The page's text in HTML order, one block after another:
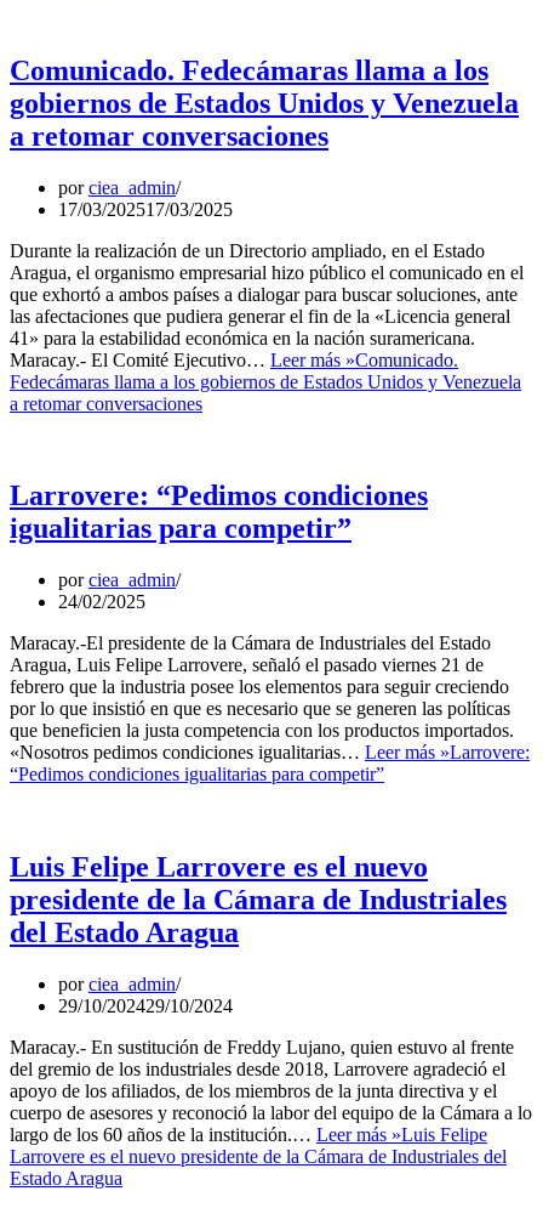
Comunicado. Fedecámaras llama a los
gobiernos de Estados Unidos y Venezuela
a retomar conversaciones
porciea_admin
17/03/202517/03/2025
Durante la realización de un Directorio ampliado, en el Estado
Aragua, el organismo empresarial hizo público el comunicado en el
que exhortó a ambos países a dialogar para buscar soluciones, ante
las afectaciones que pudiera generar el fin de la «Licencia general
41» para la estabilidad económica en la nación suramericana.
Maracay.- El Comité Ejecutivo… Leer más »Comunicado.
Fedecámaras llama a los gobiernos de Estados Unidos y Venezuela
a retomar conversaciones
Larrovere: “Pedimos condiciones
igualitarias para competir”
porciea_admin
24/02/2025
Maracay.-El presidente de la Cámara de Industriales del Estado
Aragua, Luis Felipe Larrovere, señaló el pasado viernes 21 de
febrero que la industria posee los elementos para seguir creciendo
por lo que insistió en que es necesario que se generen las políticas
que beneficien la justa competencia con los productos importados.
«Nosotros pedimos condiciones igualitarias… Leer más »Larrovere:
“Pedimos condiciones igualitarias para competir”
Luis Felipe Larrovere es el nuevo
presidente de la Cámara de Industriales
del Estado Aragua
porciea_admin
29/10/202429/10/2024
Maracay.- En sustitución de Freddy Lujano, quien estuvo al frente
del gremio de los industriales desde 2018, Larrovere agradeció el
apoyo de los afiliados, de los miembros de la junta directiva y el
cuerpo de asesores y reconoció la labor del equipo de la Cámara a lo
largo de los 60 años de la institución.… Leer más »Luis Felipe
Larrovere es el nuevo presidente de la Cámara de Industriales del
Estado Aragua